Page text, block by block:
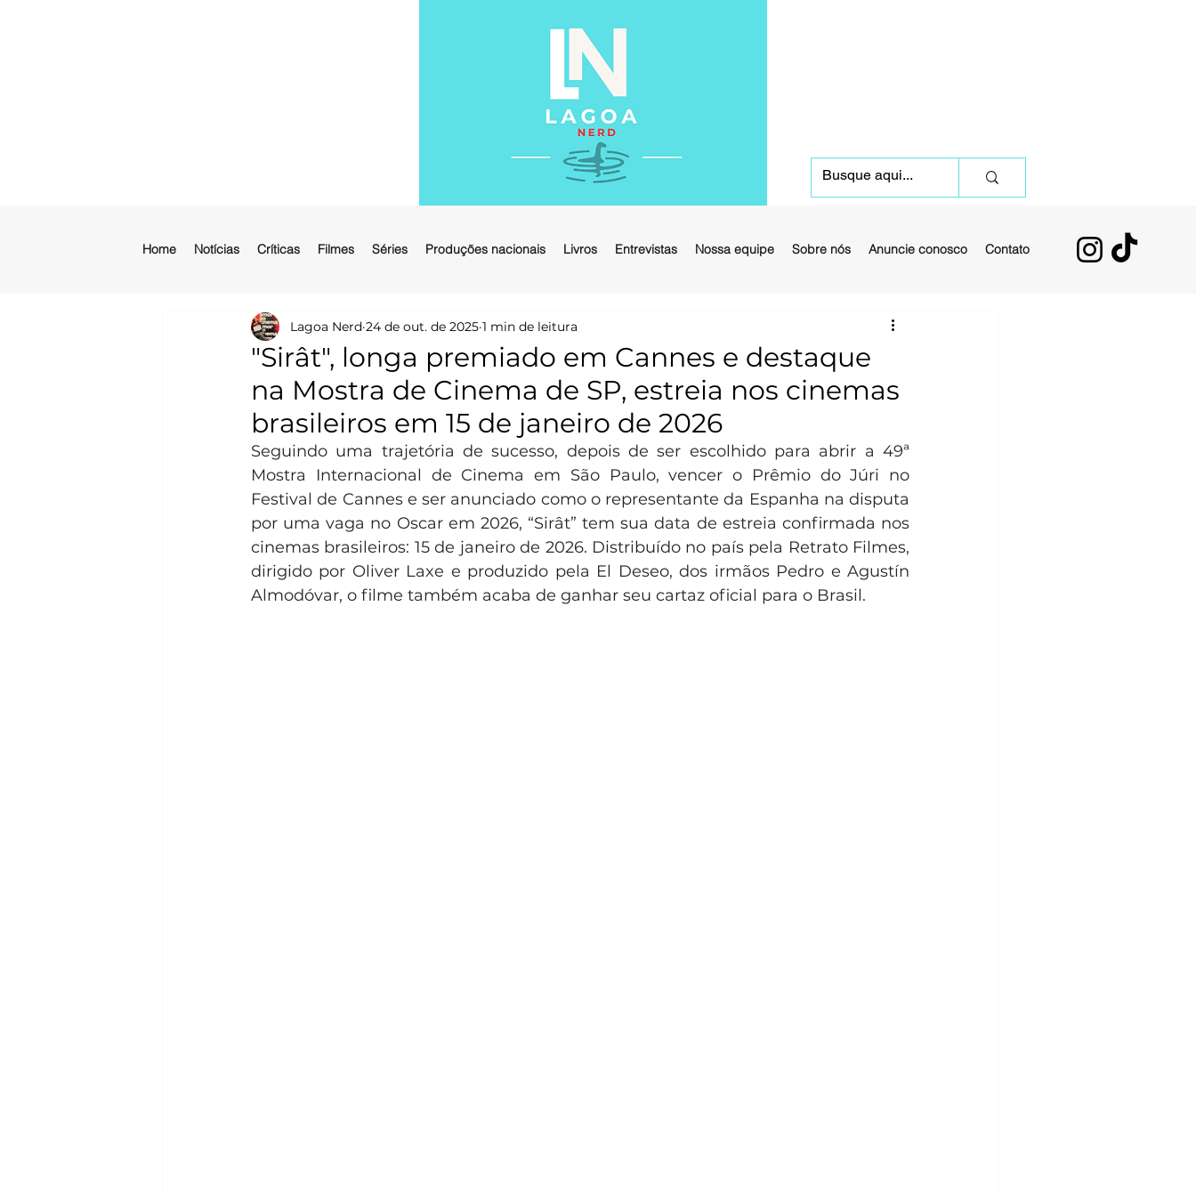
Home Notícias Críticas Filmes Séries Produções nacionais Livros Entrevistas Nossa equipe Sobre nós Anuncie conosco Contato
"Sirât", longa premiado em Cannes e destaque
na Mostra de Cinema de SP, estreia nos cinemas
brasileiros em 15 de janeiro de 2026
Lagoa Nerd 24 de out. de 2025 1 min de leitura
Seguindo uma trajetória de sucesso, depois de ser escolhido para abrir a 49ª
Mostra Internacional de Cinema em São Paulo, vencer o Prêmio do Júri no
Festival de Cannes e ser anunciado como o representante da Espanha na disputa
por uma vaga no Oscar em 2026, “Sirât” tem sua data de estreia confirmada nos
cinemas brasileiros: 15 de janeiro de 2026. Distribuído no país pela Retrato Filmes,
dirigido por Oliver Laxe e produzido pela El Deseo, dos irmãos Pedro e Agustín
Almodóvar, o filme também acaba de ganhar seu cartaz oficial para o Brasil.